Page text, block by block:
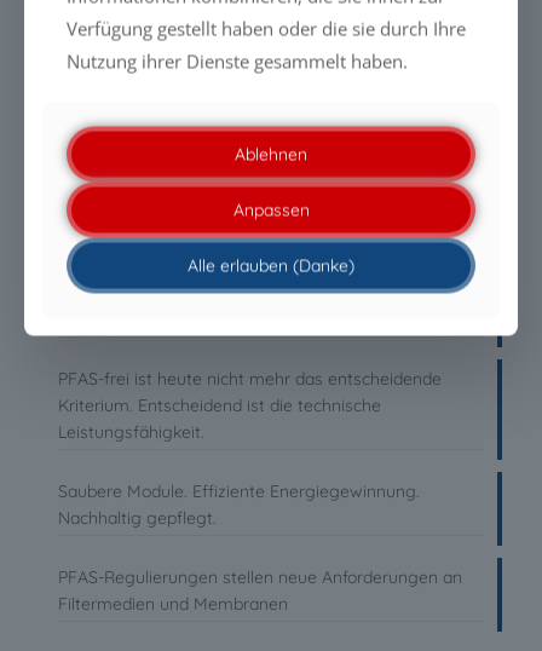
NEUESTE MELDUNGEN
PFAS-freie Liquid Glass-Beschichtungen: Warum die
Zukunft durch Leistung entschieden wird
PFAS-freie Liquid Glass-Beschichtungen: Warum die
PFAS-frei ist heute nicht mehr das entscheidende
Kriterium. Entscheidend ist die technische
Leistungsfähigkeit.
Saubere Module. Effiziente Energiegewinnung.
Nachhaltig gepflegt.
PFAS-Regulierungen stellen neue Anforderungen an
Filtermedien und Membranen
Verfügung gestellt haben oder die sie durch Ihre
Nutzung ihrer Dienste gesammelt haben.
Ablehnen
Anpassen
Alle erlauben (Danke)